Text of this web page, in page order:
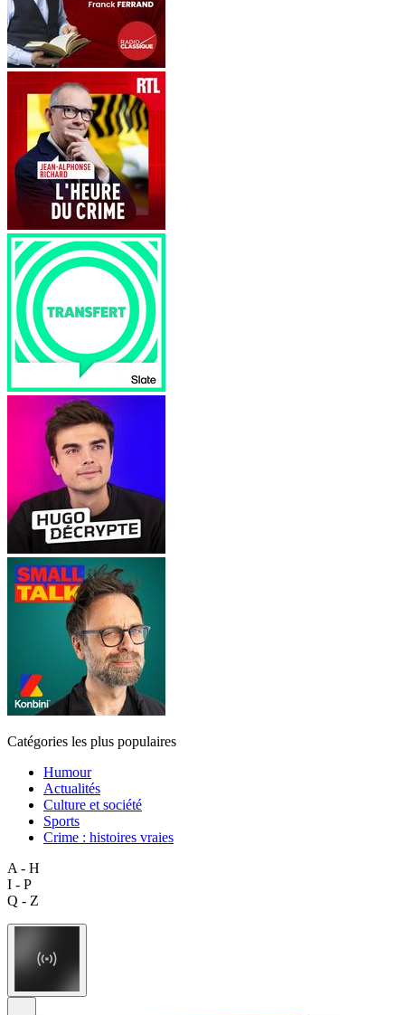
Catégories les plus populaires
Humour
Actualités
Culture et société
Sports
Crime : histoires vraies
A - H
I - P
Q - Z